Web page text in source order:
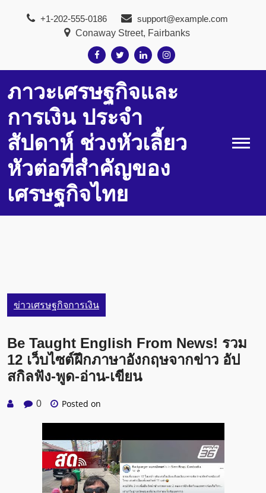
+1-202-555-0186
support@example.com
Conaway Street, Fairbanks
ภาวะเศรษฐกิจและ
การเงิน ประจำ
สัปดาห์ ช่วงหัวเลี้ยว
หัวต่อที่สำคัญของ
เศรษฐกิจไทย
ข่าวเศรษฐกิจการเงิน
Be Taught English From News! รวม
12 เว็บไซต์ฝึกภาษาอังกฤษจากข่าว อัป
สกิลฟัง-พูด-อ่าน-เขียน
0 Posted on